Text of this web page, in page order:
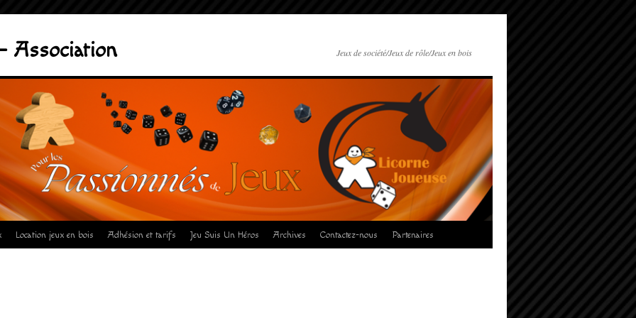
Association Jeux de société/Jeux de rôle/Jeux en bois
Location jeux en bois Adhésion et tarifs Jeu Suis Un Héros Archives Contactez-nous Partenaires